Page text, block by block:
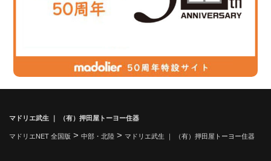
マドリエ武生 ｜ （有）押田屋トーヨー住器
マドリエNET 全国版 > 中部・北陸 > マドリエ武生 ｜ （有）押田屋トーヨー住器